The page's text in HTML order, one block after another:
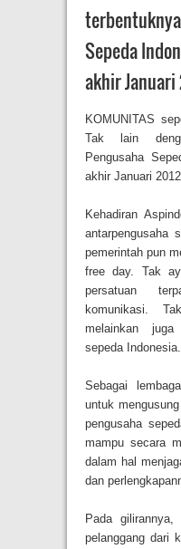
Sepeda
akhir Januari
KOMUNITAS
Tak lain
Pengusaha
akhir Januari
Kehadiran
antarpengusaha
pemerintah pun
free day. Tak
persatuan
komunikasi.
melainkan
sepeda Indonesia.
Sebagai
untuk
pengusaha
mampu secara
dalam hal
dan
Pada
pelanggang dari